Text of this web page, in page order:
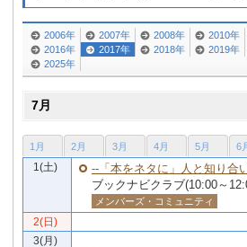
2006年 2007年 2008年 2010年
2016年
2017年 2018年 2019年
2025年
7月
1月 2月 3月 4月 5月 6
1(土)
--「本をネタに」人と知り合
ブックナビクラブ(10:00～
メンバーズ・コミュニティ
2(日)
3(月)